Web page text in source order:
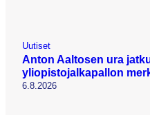
Uutiset
Anton Aaltosen ura
yliopistojalkapallon
6.8.2026